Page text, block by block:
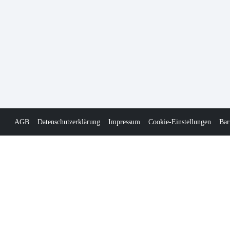
AGB Datenschutzerklärung Impressum Cookie-Einstellungen